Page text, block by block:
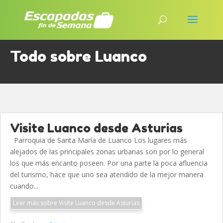
Todo sobre Luanco
Visite Luanco desde Asturias
Parroquia de Santa María de Luanco Los lugares más
alejados de las principales zonas urbanas son por lo general
los que más encanto poseen. Por una parte la poca afluencia
del turismo, hace que uno sea atendido de la mejor manera
cuando...
Leer más sobre Visite Luanco desde Asturias